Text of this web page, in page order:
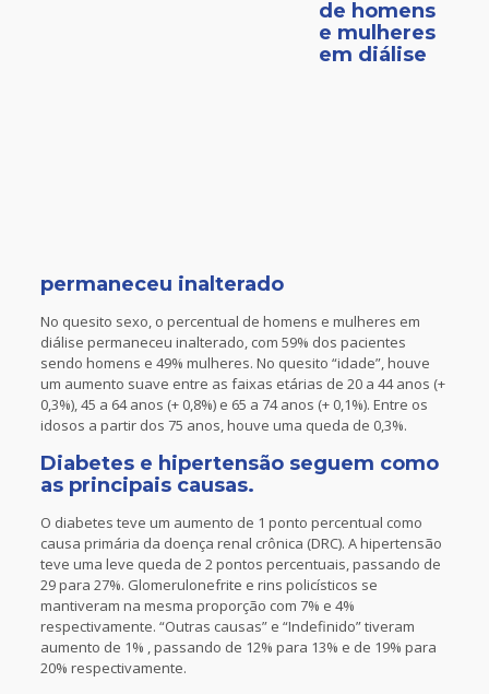
de homens
e mulheres
em diálise
permaneceu inalterado
No quesito sexo, o percentual de homens e mulheres em
diálise permaneceu inalterado, com 59% dos pacientes
sendo homens e 49% mulheres. No quesito “idade”, houve
um aumento suave entre as faixas etárias de 20 a 44 anos (+
0,3%), 45 a 64 anos (+ 0,8%) e 65 a 74 anos (+ 0,1%). Entre os
idosos a partir dos 75 anos, houve uma queda de 0,3%.
Diabetes e hipertensão seguem como
as principais causas.
O diabetes teve um aumento de 1 ponto percentual como
causa primária da doença renal crônica (DRC). A hipertensão
teve uma leve queda de 2 pontos percentuais, passando de
29 para 27%. Glomerulonefrite e rins policísticos se
mantiveram na mesma proporção com 7% e 4%
respectivamente. “Outras causas” e “Indefinido” tiveram
aumento de 1% , passando de 12% para 13% e de 19% para
20% respectivamente.